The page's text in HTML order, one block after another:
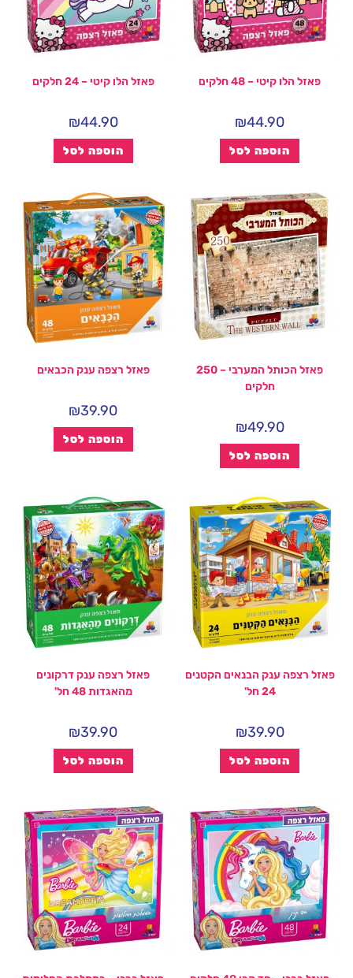
פאזל הלו קיטי – 48 חלקים
₪44.90
הוספה לסל
פאזל הלו קיטי – 24 חלקים
₪44.90
הוספה לסל
פאזל הכותל המערבי – 250
חלקים
₪49.90
הוספה לסל
פאזל רצפה ענק הכבאים
₪39.90
הוספה לסל
פאזל רצפה ענק הבנאים הקטנים
24 חל'
₪39.90
הוספה לסל
פאזל רצפה ענק דרקונים
מהאגדות 48 חל'
₪39.90
הוספה לסל